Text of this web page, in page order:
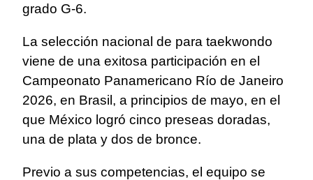
grado G-6.
La selección nacional de para taekwondo
viene de una exitosa participación en el
Campeonato Panamericano Río de Janeiro
2026, en Brasil, a principios de mayo, en el
que México logró cinco preseas doradas,
una de plata y dos de bronce.
Previo a sus competencias, el equipo se